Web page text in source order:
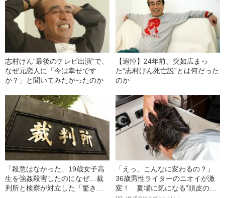
志村けん“最後のテレビ出演”で、
なぜ元恋人に「今は幸せです
か？」と聞いてみたかったのか
【追悼】24年前、突如広まっ
た“志村けん死亡説”とは何だった
のか
「殺意はなかった」19歳女子高
生を強姦殺害したのになぜ…裁
判所と検察が対立した「驚きの
「えっ、こんなに変わるの？」
36歳男性ライターのニオイが激
変！ 夏場に気になる“頭皮のニ